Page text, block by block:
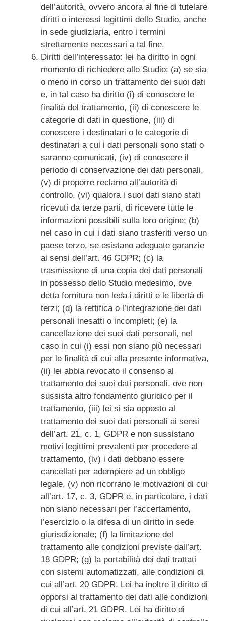
dell’autorità, ovvero ancora al fine di tutelare
diritti o interessi legittimi dello Studio, anche
in sede giudiziaria, entro i termini
strettamente necessari a tal fine.
Diritti dell’interessato: lei ha diritto in ogni
momento di richiedere allo Studio: (a) se sia
o meno in corso un trattamento dei suoi dati
e, in tal caso ha diritto (i) di conoscere le
finalità del trattamento, (ii) di conoscere le
categorie di dati in questione, (iii) di
conoscere i destinatari o le categorie di
destinatari a cui i dati personali sono stati o
saranno comunicati, (iv) di conoscere il
periodo di conservazione dei dati personali,
(v) di proporre reclamo all’autorità di
controllo, (vi) qualora i suoi dati siano stati
ricevuti da terze parti, di ricevere tutte le
informazioni possibili sulla loro origine; (b)
nel caso in cui i dati siano trasferiti verso un
paese terzo, se esistano adeguate garanzie
ai sensi dell’art. 46 GDPR; (c) la
trasmissione di una copia dei dati personali
in possesso dello Studio medesimo, ove
detta fornitura non leda i diritti e le libertà di
terzi; (d) la rettifica o l’integrazione dei dati
personali inesatti o incompleti; (e) la
cancellazione dei suoi dati personali, nel
caso in cui (i) essi non siano più necessari
per le finalità di cui alla presente informativa,
(ii) lei abbia revocato il consenso al
trattamento dei suoi dati personali, ove non
sussista altro fondamento giuridico per il
trattamento, (iii) lei si sia opposto al
trattamento dei suoi dati personali ai sensi
dell’art. 21, c. 1, GDPR e non sussistano
motivi legittimi prevalenti per procedere al
trattamento, (iv) i dati debbano essere
cancellati per adempiere ad un obbligo
legale, (v) non ricorrano le motivazioni di cui
all’art. 17, c. 3, GDPR e, in particolare, i dati
non siano necessari per l’accertamento,
l’esercizio o la difesa di un diritto in sede
giurisdizionale; (f) la limitazione del
trattamento alle condizioni previste dall’art.
18 GDPR; (g) la portabilità dei dati trattati
con sistemi automatizzati, alle condizioni di
cui all’art. 20 GDPR. Lei ha inoltre il diritto di
opporsi al trattamento dei dati alle condizioni
di cui all’art. 21 GDPR. Lei ha diritto di